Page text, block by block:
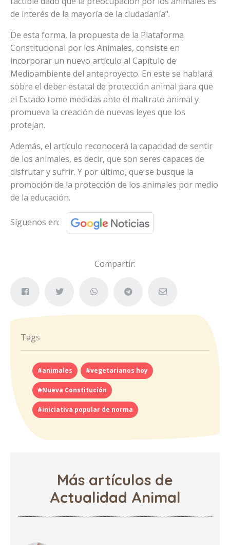
de interés de la mayoría de la ciudadanía".
De esta forma, la propuesta de la Plataforma
Constitucional por los Animales, consiste en
incorporar un nuevo artículo al Capítulo de
Medioambiente del anteproyecto. En este se hablará
sobre el deber estatal de protección animal para que
el Estado tome medidas ante el maltrato animal y
promueva la creación de nuevas leyes que los
protejan.
Además, el artículo reconocerá la capacidad de sentir
de los animales, es decir, que son seres capaces de
disfrutar y sufrir. Y por último, que se busque la
promoción de la protección de los animales por medio
de la educación.
Síguenos en:
Compartir:
Tags
#animales #vegetarianos hoy
#Nueva Constitución
#iniciativa popular de norma
Más artículos de
Actualidad Animal